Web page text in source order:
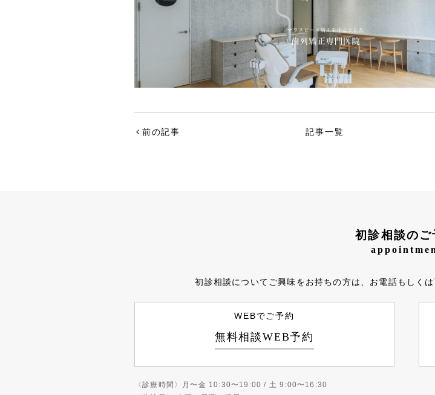
前の記事 記事一覧
初診相談のご
初診相談についてご興味をお持ちの方は、お電話もしく
WEBでご予約
無料相談WEB予約
〈診療時間〉
月〜金 10:30〜19:00 / 土 9:00〜16:30